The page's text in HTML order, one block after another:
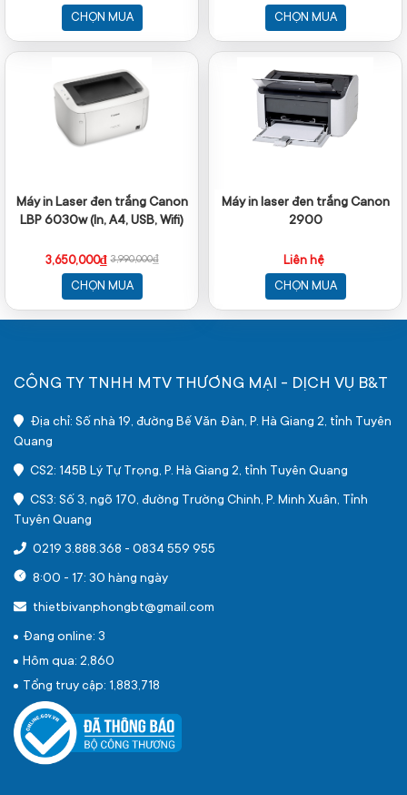
CHỌN MUA CHỌN MUA
Máy in Laser đen trắng Canon
LBP 6030w (In, A4, USB, Wifi)
3,650,000₫ 3,990,000₫
CHỌN MUA
Máy in laser đen trắng Canon
2900
Liên hệ
CHỌN MUA
CÔNG TY TNHH MTV THƯƠNG MẠI - DỊCH VỤ B&T
Địa chỉ: Số nhà 19, đường Bế Văn Đàn, P. Hà Giang 2, tỉnh Tuyên
Quang
CS2: 145B Lý Tự Trọng, P. Hà Giang 2, tỉnh Tuyên Quang
CS3: Số 3, ngõ 170, đường Trường Chinh, P. Minh Xuân, Tỉnh
Tuyên Quang
0219 3.888.368 - 0834 559 955
8:00 - 17: 30 hàng ngày
thietbivanphongbt@gmail.com
Đang online: 3
Hôm qua: 2,860
Tổng truy cập: 1,883,718